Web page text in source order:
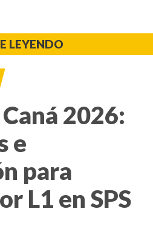
LEYENDO
2026:
e
para
L1 en SPS